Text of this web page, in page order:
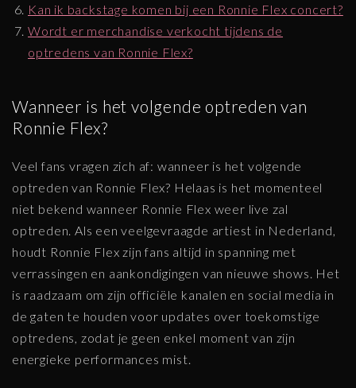
Kan ik backstage komen bij een Ronnie Flex concert?
Wordt er merchandise verkocht tijdens de
optredens van Ronnie Flex?
Wanneer is het volgende optreden van
Ronnie Flex?
Veel fans vragen zich af: wanneer is het volgende
optreden van Ronnie Flex? Helaas is het momenteel
niet bekend wanneer Ronnie Flex weer live zal
optreden. Als een veelgevraagde artiest in Nederland,
houdt Ronnie Flex zijn fans altijd in spanning met
verrassingen en aankondigingen van nieuwe shows. Het
is raadzaam om zijn officiële kanalen en social media in
de gaten te houden voor updates over toekomstige
optredens, zodat je geen enkel moment van zijn
energieke performances mist.